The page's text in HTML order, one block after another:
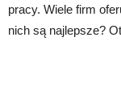
pracy. Wiele firm
nich są najlepsze?